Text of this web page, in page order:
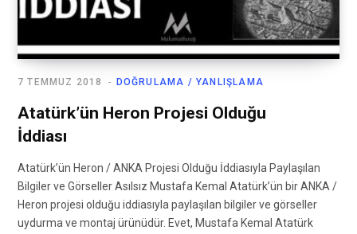
DOĞRULAMA / YANLIŞLAMA
7 TEMMUZ 2018
Atatürk’ün Heron Projesi Olduğu
İddiası
Atatürk’ün Heron / ANKA Projesi Olduğu İddiasıyla Paylaşılan
Bilgiler ve Görseller Asılsız Mustafa Kemal Atatürk’ün bir ANKA /
Heron projesi olduğu iddiasıyla paylaşılan bilgiler ve görseller
uydurma ve montaj ürünüdür. Evet, Mustafa Kemal Atatürk